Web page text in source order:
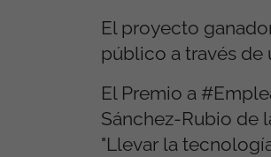
El proyecto
público a través de
El Premio a
Sánchez-Rubio de
"Llevar la